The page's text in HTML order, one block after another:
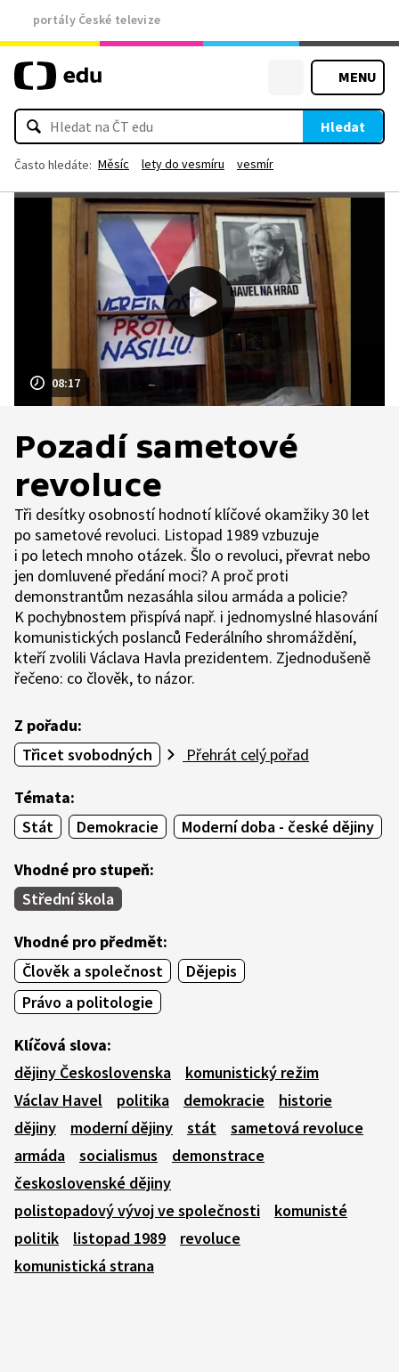
portály České televize
MENU
Hledat
Často hledáte: Měsíc lety do vesmíru vesmír
08:17
Pozadí sametové
revoluce
Tři desítky osobností hodnotí klíčové okamžiky 30 let
po sametové revoluci. Listopad 1989 vzbuzuje
i po letech mnoho otázek. Šlo o revoluci, převrat nebo
jen domluvené předání moci? A proč proti
demonstrantům nezasáhla silou armáda a policie?
K pochybnostem přispívá např. i jednomyslné hlasování
komunistických poslanců Federálního shromáždění,
kteří zvolili Václava Havla prezidentem. Zjednodušeně
řečeno: co člověk, to názor.
Z pořadu:
Třicet svobodných
Přehrát celý pořad
Témata:
Stát
Demokracie Moderní doba - české dějiny
Vhodné pro stupeň:
Střední škola
Vhodné pro předmět:
Člověk a společnost
Dějepis
Právo a politologie
Klíčová slova:
dějiny Československa
komunistický režim
Václav Havel
politika demokracie
historie
dějiny
moderní dějiny stát
sametová revoluce
armáda
socialismus
demonstrace
československé dějiny
polistopadový vývoj ve společnosti
komunisté
politik
listopad 1989
revoluce
komunistická strana